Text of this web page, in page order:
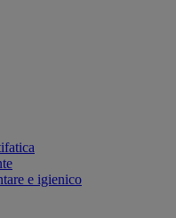
e igienico